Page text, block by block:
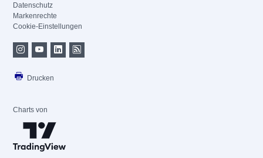
Datenschutz
Markenrechte
Cookie-Einstellungen
Drucken
Charts von